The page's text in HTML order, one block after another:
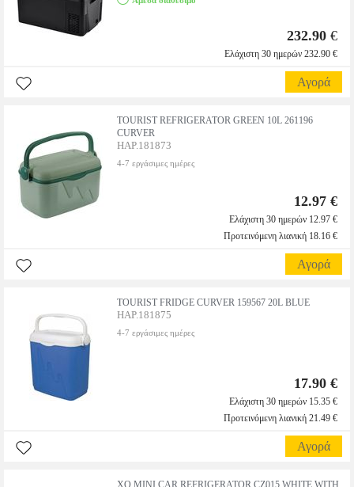
232.90 €
Ελάχιστη 30 ημερών 232.90 €
Αγορά
TOURIST REFRIGERATOR GREEN 10L 261196
CURVER
HAP.181873
4-7 εργάσιμες ημέρες
12.97 €
Ελάχιστη 30 ημερών 12.97 €
Προτεινόμενη λιανική 18.16 €
Αγορά
TOURIST FRIDGE CURVER 159567 20L BLUE
HAP.181875
4-7 εργάσιμες ημέρες
17.90 €
Ελάχιστη 30 ημερών 15.35 €
Προτεινόμενη λιανική 21.49 €
Αγορά
XO MINI CAR REFRIGERATOR CZ015 WHITE WITH